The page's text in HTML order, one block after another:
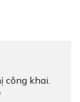
công khai.